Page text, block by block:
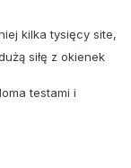
kilka tysięcy site,
siłę z okienek
testami i